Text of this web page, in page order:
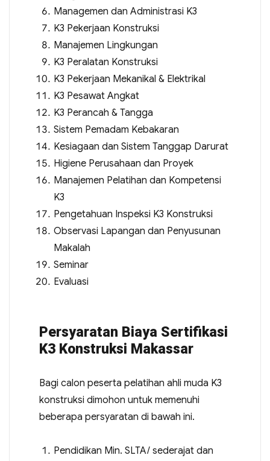
Managemen dan Administrasi K3
K3 Pekerjaan Konstruksi
Manajemen Lingkungan
K3 Peralatan Konstruksi
K3 Pekerjaan Mekanikal & Elektrikal
K3 Pesawat Angkat
K3 Perancah & Tangga
Sistem Pemadam Kebakaran
Kesiagaan dan Sistem Tanggap Darurat
Higiene Perusahaan dan Proyek
Manajemen Pelatihan dan Kompetensi
K3
Pengetahuan Inspeksi K3 Konstruksi
Observasi Lapangan dan Penyusunan
Makalah
Seminar
Evaluasi
Persyaratan Biaya Sertifikasi
K3 Konstruksi Makassar
Bagi calon peserta pelatihan ahli muda K3
konstruksi dimohon untuk memenuhi
beberapa persyaratan di bawah ini.
Pendidikan Min. SLTA/ sederajat dan